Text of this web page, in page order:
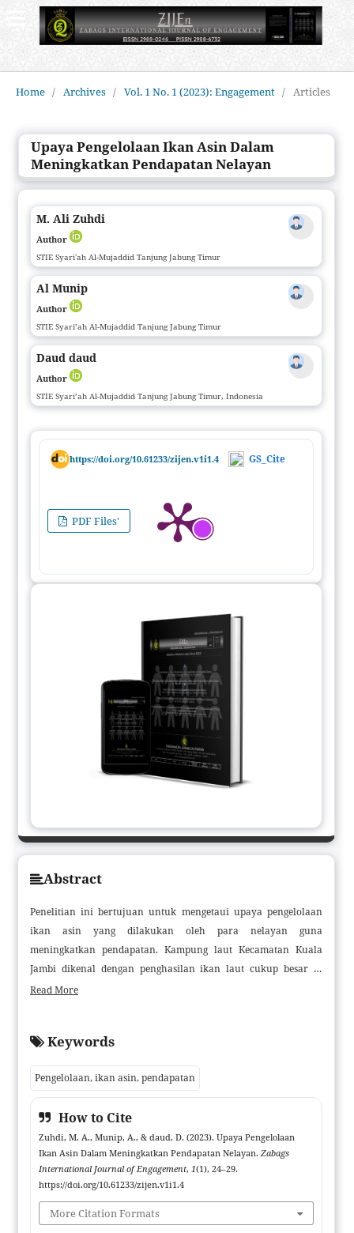
Home / Archives / Vol. 1 No. 1 (2023): Engagement / Articles
Upaya Pengelolaan Ikan Asin Dalam
Meningkatkan Pendapatan Nelayan
M. Ali Zuhdi
Author
STIE Syari'ah Al-Mujaddid Tanjung Jabung Timur
Al Munip
Author
STIE Syari’ah Al-Mujaddid Tanjung Jabung Timur
Daud daud
Author
STIE Syari’ah Al-Mujaddid Tanjung Jabung Timur, Indonesia
https://doi.org/10.61233/zijen.v1i1.4 GS_Cite
PDF Files'
Abstract
Penelitian ini bertujuan untuk mengetaui upaya pengelolaan
ikan asin yang dilakukan oleh para nelayan guna
meningkatkan pendapatan. Kampung laut Kecamatan Kuala
Jambi dikenal dengan penghasilan ikan laut cukup besar di
Kabupaten Tanjung Jabung Timur, merupakan tempat yang
dijuluki sebagai kampung laut. Metode penelitian ini
menggunakan pendekatan kuantitatif dengan menggunakan
formula/ rumus R/C ratio. Hasil penelitian menunjukkan bahwa
pendapatan bersih yang diperoleh nelayan dalam usaha
pengelolaan ikan asin lendra sebesar Rp1.102.650 dan R/C ratio
yang diperoleh sebesar 1,1. Dengan demikian, maka dapat
dikatakan bahwa upaya pengelolaan Ikan Asin yang telah
dijalankan dapat meningkatkan pendapatan nelayan
Read More
Keywords
Pengelolaan, ikan asin, pendapatan
How to Cite
Zuhdi, M. A., Munip, A., & daud, D. (2023). Upaya Pengelolaan
Ikan Asin Dalam Meningkatkan Pendapatan Nelayan. Zabags
International Journal of Engagement, 1(1), 24–29.
https://doi.org/10.61233/zijen.v1i1.4
More Citation Formats